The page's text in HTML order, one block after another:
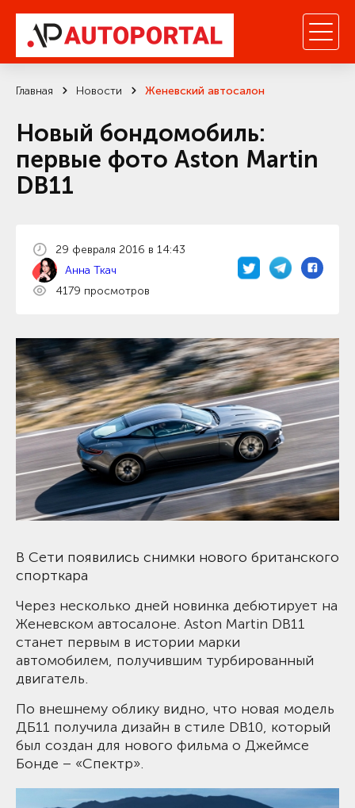
Главная Новости Женевский автосалон
Новый бондомобиль:
первые фото Aston Martin
DB11
29 февраля 2016 в 14:43
Анна Ткач
4179 просмотров
В Сети появились снимки нового британского
спорткара
Через несколько дней новинка дебютирует на
Женевском автосалоне. Aston Martin DB11
станет первым в истории марки
автомобилем, получившим турбированный
двигатель.
По внешнему облику видно, что новая модель
ДБ11 получила дизайн в стиле DB10, который
был создан для нового фильма о Джеймсе
Бонде – «Спектр».